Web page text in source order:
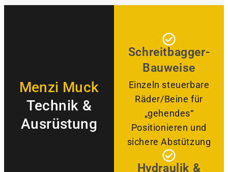
Menzi Muck
Technik &
Ausrüstung
Schreitbagger-
Bauweise
Einzeln steuerbare
Räder/Beine für
„gehendes“
Positionieren und
sichere Abstützung
Hydraulik &